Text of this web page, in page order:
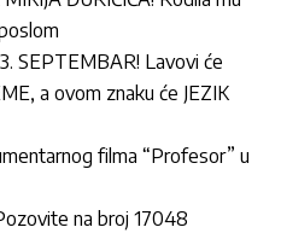
SEPTEMBAR! Lavovi će
a ovom znaku će JEZIK
filma “Profesor” u
na broj 17048